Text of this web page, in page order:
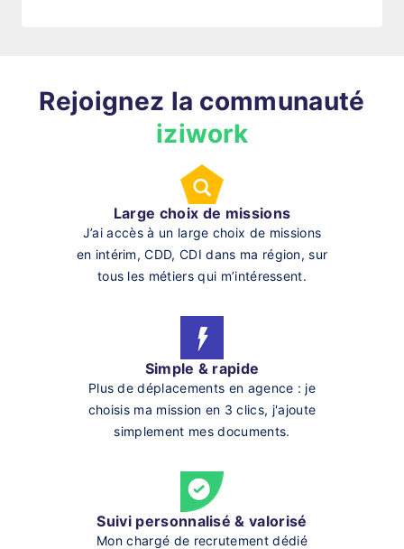
Rejoignez la communauté
iziwork
Large choix de missions
J’ai accès à un large choix de missions
en intérim, CDD, CDI dans ma région, sur
tous les métiers qui m’intéressent.
Simple & rapide
Plus de déplacements en agence : je
choisis ma mission en 3 clics, j'ajoute
simplement mes documents.
Suivi personnalisé & valorisé
Mon chargé de recrutement dédié